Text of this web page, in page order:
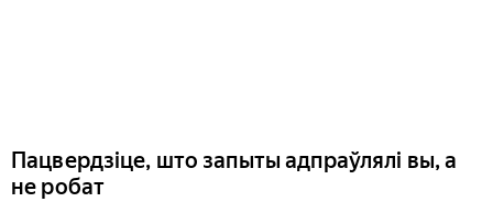
Пацвердзіце, што запыты адпраўлялі вы, а
не робат